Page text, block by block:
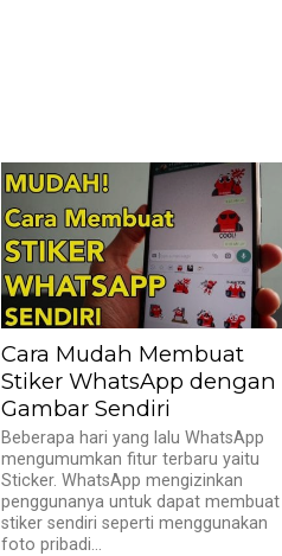
Cara Mudah Membuat
Stiker WhatsApp dengan
Gambar Sendiri
Beberapa hari yang lalu WhatsApp
mengumumkan fitur terbaru yaitu
Sticker. WhatsApp mengizinkan
penggunanya untuk dapat membuat
stiker sendiri seperti menggunakan
foto pribadi...